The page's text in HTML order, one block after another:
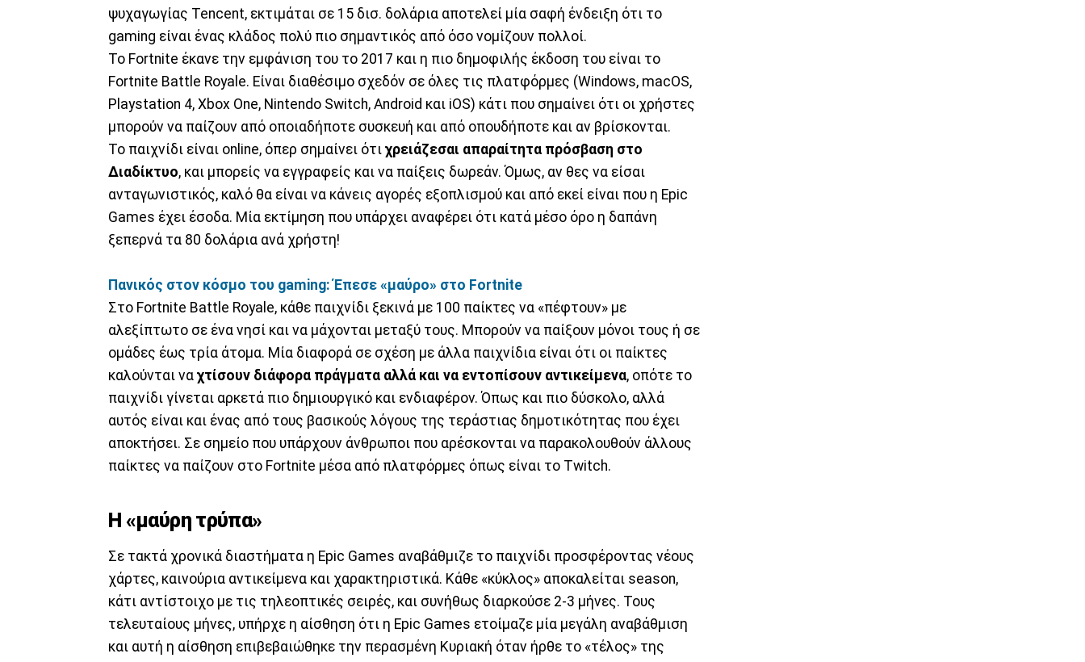
ψυχαγωγίας Tencent, εκτιμάται σε 15 δισ. δολάρια αποτελεί μία σαφή ένδειξη ότι το
gaming είναι ένας κλάδος πολύ πιο σημαντικός από όσο νομίζουν πολλοί.
Το Fortnite έκανε την εμφάνιση του το 2017 και η πιο δημοφιλής έκδοση του είναι το
Fortnite Battle Royale. Είναι διαθέσιμο σχεδόν σε όλες τις πλατφόρμες (Windows, macOS,
Playstation 4, Xbox One, Nintendo Switch, Android και iOS) κάτι που σημαίνει ότι οι χρήστες
μπορούν να παίζουν από οποιαδήποτε συσκευή και από οπουδήποτε και αν βρίσκονται.
Το παιχνίδι είναι online, όπερ σημαίνει ότι χρειάζεσαι απαραίτητα πρόσβαση στο
Διαδίκτυο, και μπορείς να εγγραφείς και να παίξεις δωρεάν. Όμως, αν θες να είσαι
ανταγωνιστικός, καλό θα είναι να κάνεις αγορές εξοπλισμού και από εκεί είναι που η Epic
Games έχει έσοδα. Μία εκτίμηση που υπάρχει αναφέρει ότι κατά μέσο όρο η δαπάνη
ξεπερνά τα 80 δολάρια ανά χρήστη!
Πανικός στον κόσμο του gaming: Έπεσε «μαύρο» στο Fortnite
Στο Fortnite Battle Royale, κάθε παιχνίδι ξεκινά με 100 παίκτες να «πέφτουν» με
αλεξίπτωτο σε ένα νησί και να μάχονται μεταξύ τους. Μπορούν να παίξουν μόνοι τους ή σε
ομάδες έως τρία άτομα. Μία διαφορά σε σχέση με άλλα παιχνίδια είναι ότι οι παίκτες
καλούνται να χτίσουν διάφορα πράγματα αλλά και να εντοπίσουν αντικείμενα, οπότε το
παιχνίδι γίνεται αρκετά πιο δημιουργικό και ενδιαφέρον. Όπως και πιο δύσκολο, αλλά
αυτός είναι και ένας από τους βασικούς λόγους της τεράστιας δημοτικότητας που έχει
αποκτήσει. Σε σημείο που υπάρχουν άνθρωποι που αρέσκονται να παρακολουθούν άλλους
παίκτες να παίζουν στο Fortnite μέσα από πλατφόρμες όπως είναι το Twitch.
Η «μαύρη τρύπα»
Σε τακτά χρονικά διαστήματα η Epic Games αναβάθμιζε το παιχνίδι προσφέροντας νέους
χάρτες, καινούρια αντικείμενα και χαρακτηριστικά. Κάθε «κύκλος» αποκαλείται season,
κάτι αντίστοιχο με τις τηλεοπτικές σειρές, και συνήθως διαρκούσε 2-3 μήνες. Τους
τελευταίους μήνες, υπήρχε η αίσθηση ότι η Epic Games ετοίμαζε μία μεγάλη αναβάθμιση
και αυτή η αίσθηση επιβεβαιώθηκε την περασμένη Κυριακή όταν ήρθε το «τέλος» της